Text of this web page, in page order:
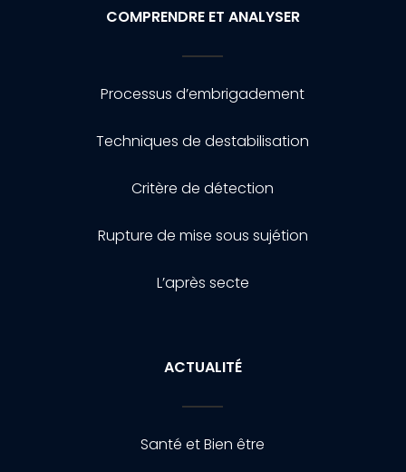
COMPRENDRE ET ANALYSER
Processus d’embrigadement
Techniques de destabilisation
Critère de détection
Rupture de mise sous sujétion
L’après secte
ACTUALITÉ
Santé et Bien être